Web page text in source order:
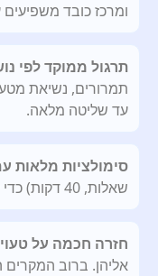
ומרכז כובד משפיעים
תרגול ממוקד לפי
תמרורים, נשיאת
עד שליטה מלאה.
סימולציות מלאות
שאלות, 40 דקות) כדי לבנות קצב וביטחון תחת לחץ זמן.
חזרה חכמה על
אליהן. ברוב המקרים